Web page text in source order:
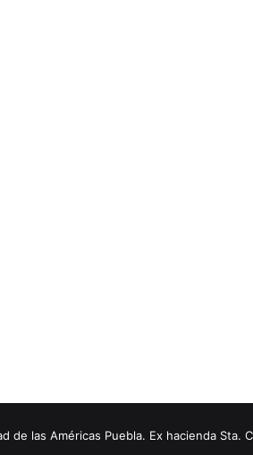
las Américas Puebla. Ex hacienda Sta.